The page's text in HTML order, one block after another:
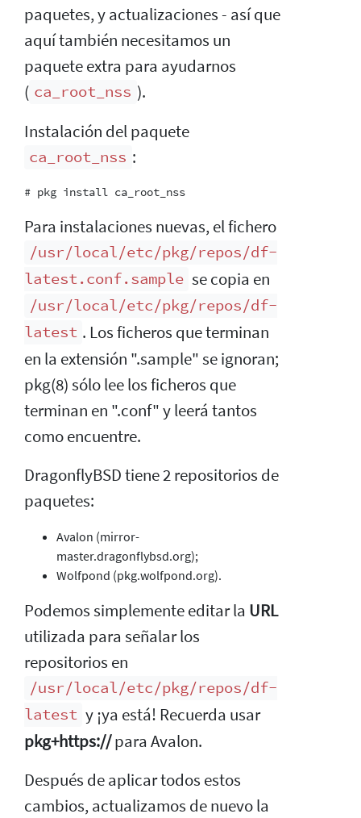
paquetes, y actualizaciones - así que
aquí también necesitamos un
paquete extra para ayudarnos
( ca_root_nss ).
Instalación del paquete
ca_root_nss :
Para instalaciones nuevas, el fichero
/usr/local/etc/pkg/repos/df-
latest.conf.sample se copia en
/usr/local/etc/pkg/repos/df-
latest . Los ficheros que terminan
en la extensión ".sample" se ignoran;
pkg(8) sólo lee los ficheros que
terminan en ".conf" y leerá tantos
como encuentre.
DragonflyBSD tiene 2 repositorios de
paquetes:
Avalon (mirror-
master.dragonflybsd.org);
Wolfpond (pkg.wolfpond.org).
Podemos simplemente editar la URL
utilizada para señalar los
repositorios en
/usr/local/etc/pkg/repos/df-
latest y ¡ya está! Recuerda usar
pkg+https://para Avalon.
Después de aplicar todos estos
cambios, actualizamos de nuevo la